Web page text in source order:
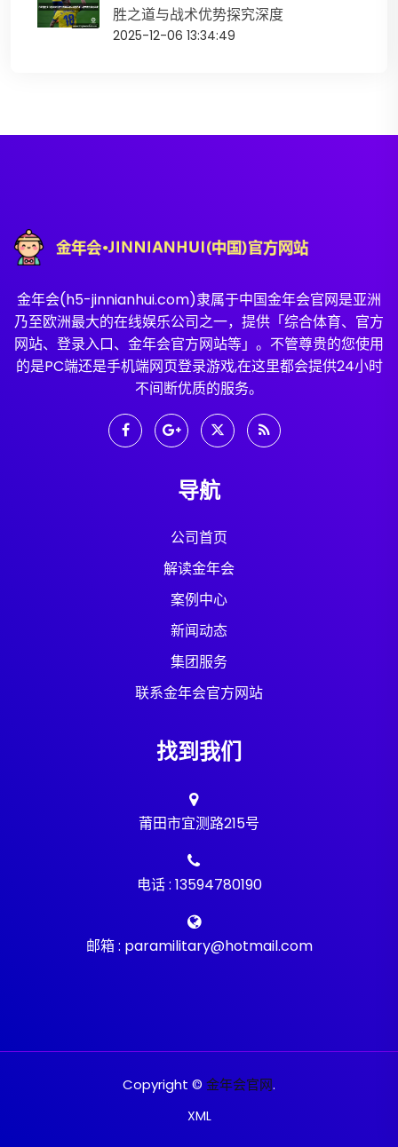
胜之道与战术优势探究深度
2025-12-06 13:34:49
金年会(h5-jinnianhui.com)隶属于中国金年会官网是亚洲
乃至欧洲最大的在线娱乐公司之一，提供「综合体育、官方
网站、登录入口、金年会官方网站等」。不管尊贵的您使用
的是PC端还是手机端网页登录游戏,在这里都会提供24小时
不间断优质的服务。
导航
公司首页
解读金年会
案例中心
新闻动态
集团服务
联系金年会官方网站
找到我们
莆田市宜测路215号
电话 : 13594780190
邮箱 : paramilitary@hotmail.com
Copyright © 金年会官网.
XML